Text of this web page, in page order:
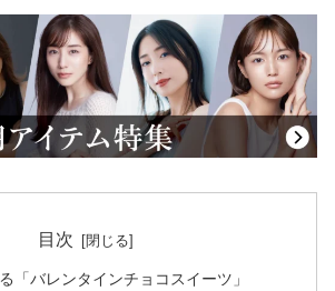
目次
「バレンタインチョコスイーツ」